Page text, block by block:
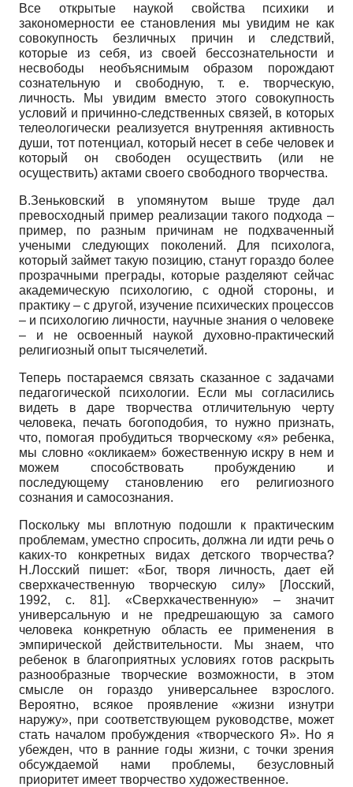
Все открытые наукой свойства психики и
закономерности ее становления мы увидим не как
совокупность безличных причин и следствий,
которые из себя, из своей бессознательности и
несвободы необъяснимым образом порождают
сознательную и свободную, т. е. творческую,
личность. Мы увидим вместо этого совокупность
условий и причинно-следственных связей, в которых
телеологически реализуется внутренняя активность
души, тот потенциал, который несет в себе человек и
который он свободен осуществить (или не
осуществить) актами своего свободного творчества.
В.Зеньковский в упомянутом выше труде дал
превосходный пример реализации такого подхода –
пример, по разным причинам не подхваченный
учеными следующих поколений. Для психолога,
который займет такую позицию, станут гораздо более
прозрачными преграды, которые разделяют сейчас
академическую психологию, с одной стороны, и
практику – с другой, изучение психических процессов
– и психологию личности, научные знания о человеке
– и не освоенный наукой духовно-практический
религиозный опыт тысячелетий.
Теперь постараемся связать сказанное с задачами
педагогической психологии. Если мы согласились
видеть в даре творчества отличительную черту
человека, печать богоподобия, то нужно признать,
что, помогая пробудиться творческому «я» ребенка,
мы словно «окликаем» божественную искру в нем и
можем способствовать пробуждению и
последующему становлению его религиозного
сознания и самосознания.
Поскольку мы вплотную подошли к практическим
проблемам, уместно спросить, должна ли идти речь о
каких-то конкретных видах детского творчества?
Н.Лосский пишет: «Бог, творя личность, дает ей
сверхкачественную творческую силу»
[Лосский,
1992, с. 81]. «Сверхкачественную» – значит
универсальную и не предрешающую за самого
человека конкретную область ее применения в
эмпирической действительности. Мы знаем, что
ребенок в благоприятных условиях готов раскрыть
разнообразные творческие возможности, в этом
смысле он гораздо универсальнее взрослого.
Вероятно, всякое проявление «жизни изнутри
наружу», при соответствующем руководстве, может
стать началом пробуждения «творческого Я». Но я
убежден, что в ранние годы жизни, с точки зрения
обсуждаемой нами проблемы, безусловный
приоритет имеет творчество художественное.